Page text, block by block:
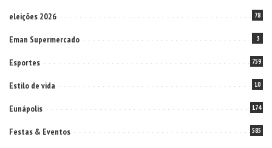
eleições 2026 78
Eman Supermercado 3
Esportes 759
Estilo de vida 10
Eunápolis 174
Festas & Eventos 585